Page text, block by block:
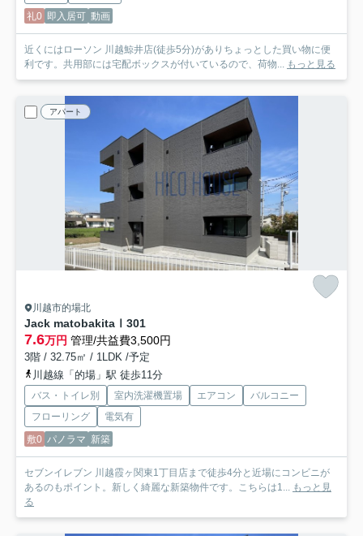
礼0 即入居可 動画
近くにはローソン 川越鯨井店(徒歩5分)がありちょっとした買い物に便
利です。共用部には宅配ボックスが付いているので、荷物... もっと見る
アパート
川越市的場北
Jack matobakitaⅠ 301
7.6万円 管理/共益費3,500円
3階 / 32.75㎡ / 1LDK /予定
川越線「的場」駅 徒歩11分
バス・トイレ別 室内洗濯機置場 エアコン
バルコニー
フローリング
電気有
敷0 パノラマ 新築
セブンイレブン 川越霞ヶ関東1丁目店まで徒歩4分と近場にコンビニが
あるのもポイント。新しく綺麗な新築物件です。こちらは1... もっと見
る